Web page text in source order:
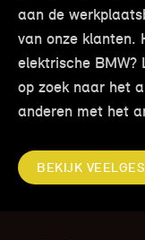
aan de
van onze klanten.
elektrische
op zoek naar het
anderen met het
BEKIJK